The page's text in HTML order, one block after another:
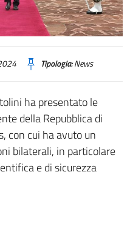
Tipologia:News
ha presentato le
della Repubblica di
con cui ha avuto un
bilaterali, in particolare
e di sicurezza